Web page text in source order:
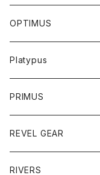
OPTIMUS
Platypus
PRIMUS
REVEL GEAR
RIVERS